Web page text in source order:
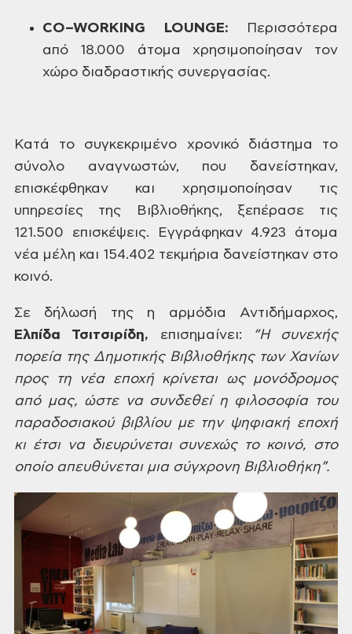
CO–WORKING LOUNGE:
Περισσότερα
από
18.000 άτομα χρησιμοποίησαν τον
χώρο διαδραστικής συνεργασίας.
Κατά
το συγκεκριμένο χρονικό διάστημα το
σύνολο αναγνωστών, που δανείστηκαν,
επισκέφθηκαν και χρησιμοποίησαν τις
υπηρεσίες της Βιβλιοθήκης, ξεπέρασε τις
121.500 επισκέψεις. Εγγράφηκαν4.923 άτομα
νέα μέλη και 154.402 τεκμήρια δανείστηκαν στο
κοινό.
Σε δήλωσή της η αρμόδια Αντιδήμαρχος,
Ελπίδα Τσιτσιρίδη, επισημαίνει: “Η συνεχής
πορεία της ΔημοτικήςΒιβλιοθήκης των Χανίων
προς τη νέα εποχήκρίνεται ως μονόδρομος
από μας, ώστε νασυνδεθεί η φιλοσοφία του
παραδοσιακούβιβλίου με την ψηφιακή εποχή
κι έτσι ναδιευρύνεται συνεχώς το κοινό, στο
οποίοαπευθύνεται μια σύγχρονη Βιβλιοθήκη”.